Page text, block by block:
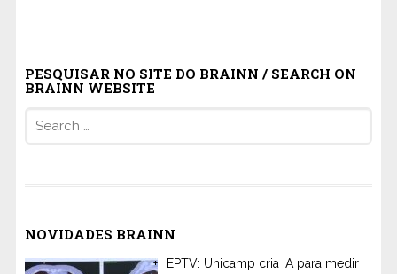
PESQUISAR NO SITE DO BRAINN / SEARCH ON
BRAINN WEBSITE
NOVIDADES BRAINN
EPTV: Unicamp cria IA para medir